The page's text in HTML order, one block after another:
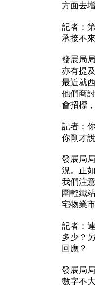
方面去
記者：
承接不
發展局
亦有提
最近就
他們商
會招標
記者：
你剛才
發展局
況。正
我們注
圍輕鐵
宅物業
記者：
多少？
回應？
發展局
數字不